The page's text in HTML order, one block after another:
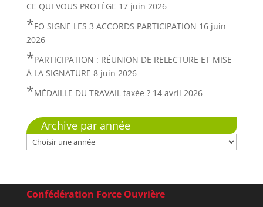
CE QUI VOUS PROTÈGE 17 juin 2026
FO SIGNE LES 3 ACCORDS PARTICIPATION 16 juin
2026
PARTICIPATION : RÉUNION DE RELECTURE ET MISE
À LA SIGNATURE 8 juin 2026
MÉDAILLE DU TRAVAIL taxée ? 14 avril 2026
Archive par année
Confédération Force Ouvrière